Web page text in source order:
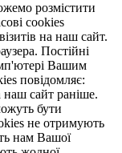
розмістити
cookies
на наш сайт.
Постійні
Вашим
повідомляє:
наш сайт раніше.
бути
не отримують
нам Вашої